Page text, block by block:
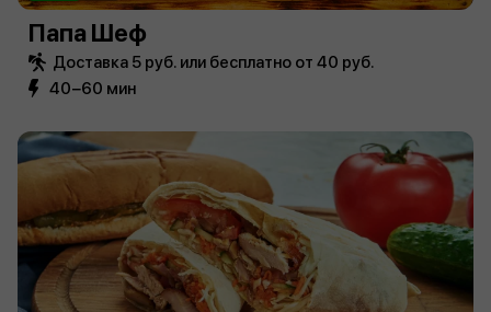
Папа Шеф
Доставка 5 руб. или бесплатно от 40 руб.
40−60 мин